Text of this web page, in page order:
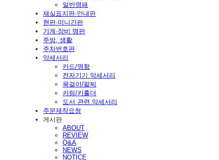
일반명패
재실표지판·안내판
현판·미니간판
기계·장비 명판
주방, 생활
주차번호판
악세서리
카드/명함
전자기기 악세서리
목걸이/팔찌
키링/키홀더
도서 관련 악세서리
주문제작요청
게시판
ABOUT
REVIEW
Q&A
NEWS
NOTICE